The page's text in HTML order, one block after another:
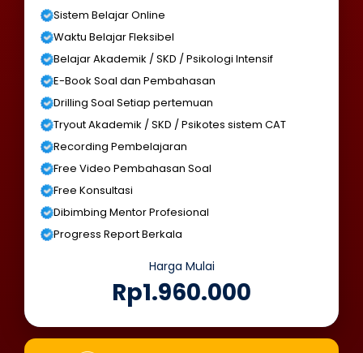
Sistem Belajar Online
Waktu Belajar Fleksibel
Belajar Akademik / SKD / Psikologi Intensif
E-Book Soal dan Pembahasan
Drilling Soal Setiap pertemuan
Tryout Akademik / SKD / Psikotes sistem CAT
Recording Pembelajaran
Free Video Pembahasan Soal
Free Konsultasi
Dibimbing Mentor Profesional
Progress Report Berkala
Harga Mulai
Rp1.960.000